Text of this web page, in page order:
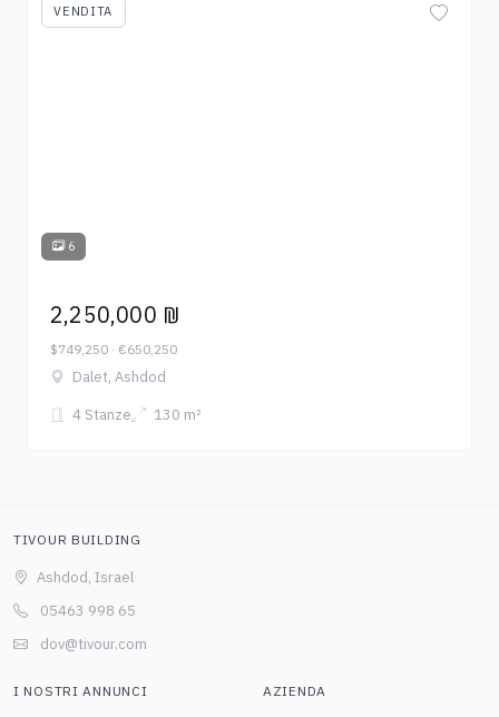
VENDITA
6
2,250,000 ₪
$749,250 · €650,250
Dalet, Ashdod
4 Stanze
130 m²
TIVOUR BUILDING
Ashdod, Israel
05463 998 65
dov@tivour.com
I NOSTRI ANNUNCI AZIENDA